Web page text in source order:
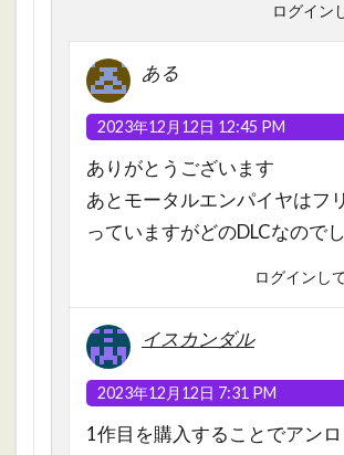
ログイン
ある
2023年12月12日 12:45 PM
ありがとうございます
あとモータルエンパイヤはフ
っていますがどのDLCなので
ログインし
イスカンダル
2023年12月12日 7:31 PM
1作目を購入することでアン